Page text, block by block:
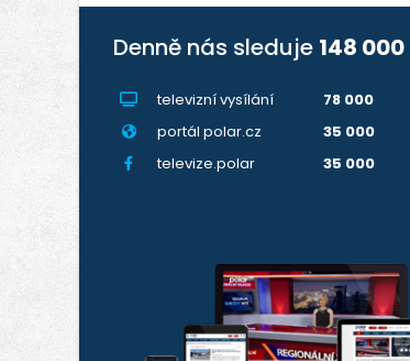
Denně nás sleduje 148 000
televizní vysílání
78 000
portál polar.cz
35 000
televize.polar
35 000